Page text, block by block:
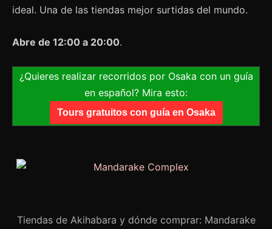
ideal. Una de las tiendas mejor surtidas del mundo.
Abre de 12:00 a 20:00.
¿Quieres realizar recorridos por Osaka con un guía
en español? Mira esto:
Tours gratuitos con guía en Osaka
Tiendas de Akihabara y dónde comprar: Mandarake